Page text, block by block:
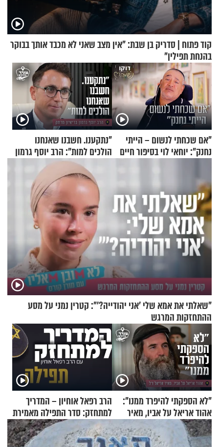
קוד פתוח | סדריק בן שבת: "אין מצב שאני לא מכבד אותך בבוקר
בהנחת תפילין"
"אם שכחתי לנשום – הייתי
נחנק": יוחאי לוי בסיפור חיים
"נתקענו. חשבנו שאנחנו
הולכים למות": הרב יוסף גרמון
בריאיון מרתק
"שאלתי את אמא שלי 'אני יהודייה?'": קטרין נמני על מסע
ההתחזקות המרגש
"לא הספקתי להיפרד ממנו":
אהוד אריאל על אביו, מאיר
אריאל ז"ל
הרב רפאל אוחיון – המדריך
למתחזק: סדר התפילה מאמירת
הקורבנות ועד קריאת שמע